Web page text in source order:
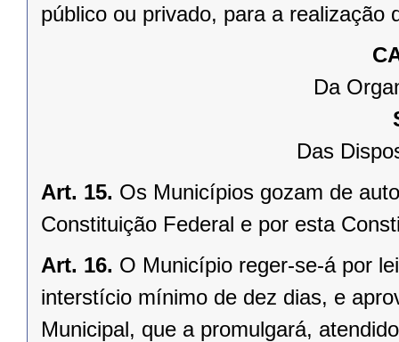
público ou privado, para a realização
Da
Das
Art. 15. Os Municípios gozam de
Constituição Federal e por esta
Art. 16. O Município reger-se-á por
interstício mínimo de dez dias, e
Municipal, que a promulgará,